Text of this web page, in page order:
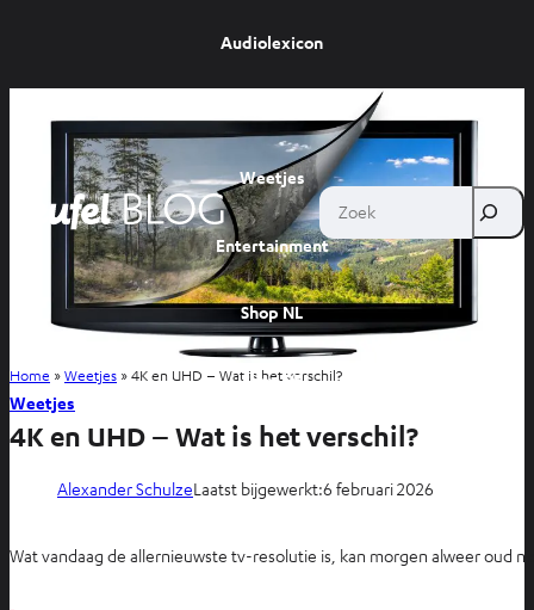
Audiolexicon
Weetjes
Entertainment
Shop NL
Shop BE
Zoek
Home »Weetjes »4K en UHD – Wat is het verschil?
Weetjes
4K en UHD – Wat is het verschil?
Alexander SchulzeLaatst bijgewerkt:6 februari 2026
Wat vandaag de allernieuwste tv-resolutie is, kan morgen alweer oud